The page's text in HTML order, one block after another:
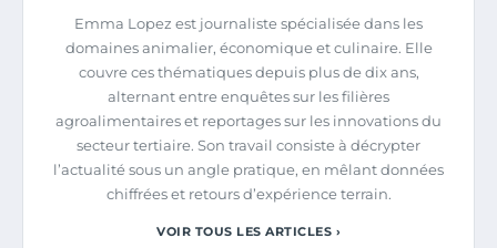
Emma Lopez est journaliste spécialisée dans les
domaines animalier, économique et culinaire. Elle
couvre ces thématiques depuis plus de dix ans,
alternant entre enquêtes sur les filières
agroalimentaires et reportages sur les innovations du
secteur tertiaire. Son travail consiste à décrypter
l’actualité sous un angle pratique, en mêlant données
chiffrées et retours d’expérience terrain.
VOIR TOUS LES ARTICLES ›